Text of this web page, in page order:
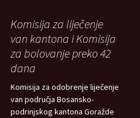
Komisija za liječenje
van kantona i Komisija
za bolovanje preko 42
dana
Komisija za odobrenje liječenje
van područja Bosansko-
podrinjskog kantona Goražde